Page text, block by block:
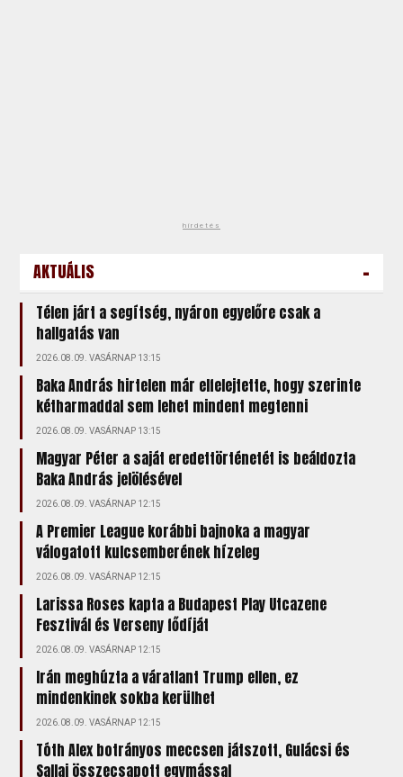
hirdetés
AKTUÁLIS -
Télen járt a segítség, nyáron egyelőre csak a
hallgatás van
2026.08.09. VASÁRNAP 13:15
Baka András hirtelen már elfelejtette, hogy szerinte
kétharmaddal sem lehet mindent megtenni
2026.08.09. VASÁRNAP 13:15
Magyar Péter a saját eredettörténetét is beáldozta
Baka András jelölésével
2026.08.09. VASÁRNAP 12:15
A Premier League korábbi bajnoka a magyar
válogatott kulcsemberének hízeleg
2026.08.09. VASÁRNAP 12:15
Larissa Roses kapta a Budapest Play Utcazene
Fesztivál és Verseny fődíját
2026.08.09. VASÁRNAP 12:15
Irán meghúzta a váratlant Trump ellen, ez
mindenkinek sokba kerülhet
2026.08.09. VASÁRNAP 12:15
Tóth Alex botrányos meccsen játszott, Gulácsi és
Sallai összecsapott egymással